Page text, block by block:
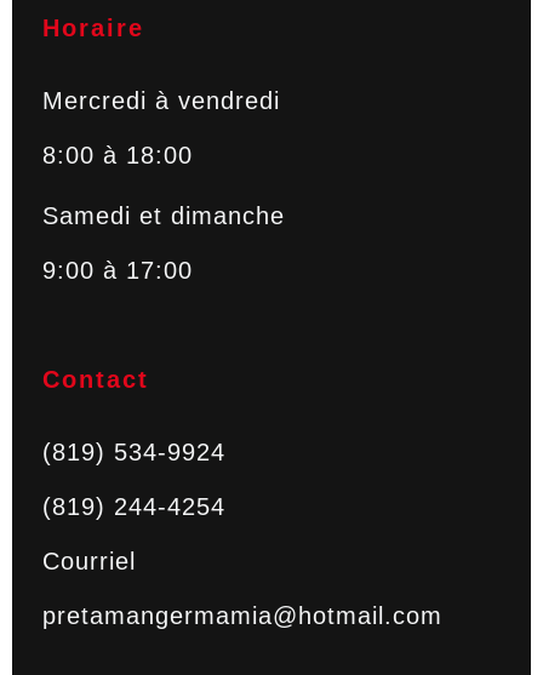
Horaire
Mercredi à vendredi
8:00 à 18:00
Samedi et dimanche
9:00 à 17:00
Contact
(819) 534-9924
(819) 244-4254
Courriel
pretamangermamia@hotmail.com